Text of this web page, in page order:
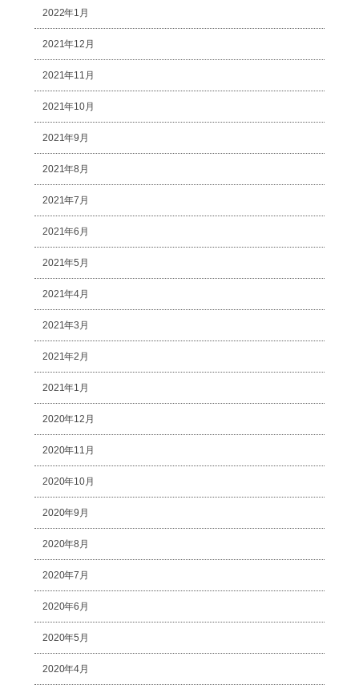
2022年1月
2021年12月
2021年11月
2021年10月
2021年9月
2021年8月
2021年7月
2021年6月
2021年5月
2021年4月
2021年3月
2021年2月
2021年1月
2020年12月
2020年11月
2020年10月
2020年9月
2020年8月
2020年7月
2020年6月
2020年5月
2020年4月